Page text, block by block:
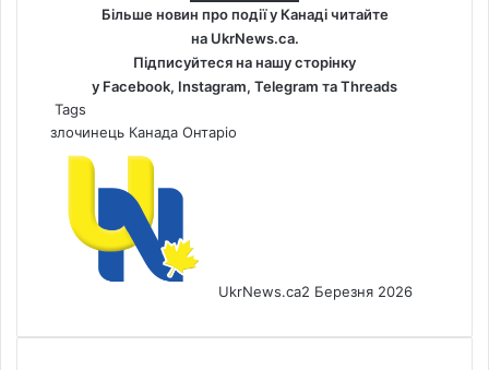
Більше новин про події у Канаді читайте
на UkrNews.ca.
Підписуйтеся на нашу сторінку
у Facebook, Instagram, Telegram таThreads
Tags
злочинець Канада Онтаріо
UkrNews.ca2 Березня 2026